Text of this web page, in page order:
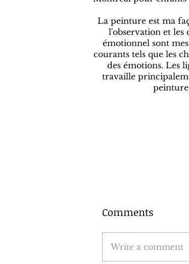
La peinture est ma
l'observation et les
émotionnel sont
courants tels que les
des émotions. Les
travaille
Comments
Write a comment